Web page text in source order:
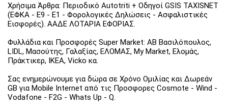
Χρήσιμα Άρθρα: Περιοδικό Autotriti + Οδηγοί GSIS TAXISNET
(ΕΦΚΑ - Ε9 - Ε1 - Φορολογικές Δηλώσεις - Ασφαλιστικές
Εισφορές). ΑΑΔΕ ΛΟΤΑΡΙΑ ΕΦΟΡΙΑΣ.
Φυλλάδια και Προσφορές Super Market: ΑΒ Βασιλόπουλος,
LIDL, Μασούτης, Γαλαξίας, ΕΛΟΜΑΣ, My Market, Ελομάς,
Πράκτικερ, ΙΚΕΑ, Vicko κα.
Σας ενημερώνουμε για δώρα σε Χρόνο Ομιλίας και Δωρεάν
GB για Mobile Internet από τις Προσφορες Cosmote - Wind -
Vodafone - F2G - Whats Up - Q.